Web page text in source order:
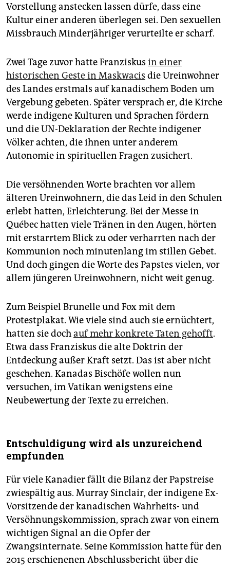
Vorstellung anstecken lassen dürfe, dass eine
Kultur einer anderen überlegen sei. Den sexuellen
Missbrauch Minderjähriger verurteilte er scharf.
Zwei Tage zuvor hatte Franziskus in einer
historischen Geste in Maskwacis die Ureinwohner
des Landes erstmals auf kanadischem Boden um
Vergebung gebeten. Später versprach er, die Kirche
werde indigene Kulturen und Sprachen fördern
und die UN-Deklaration der Rechte indigener
Völker achten, die ihnen unter anderem
Autonomie in spirituellen Fragen zusichert.
Die versöhnenden Worte brachten vor allem
älteren Ureinwohnern, die das Leid in den Schulen
erlebt hatten, Erleichterung. Bei der Messe in
Québec hatten viele Tränen in den Augen, hörten
mit erstarrtem Blick zu oder verharrten nach der
Kommunion noch minutenlang im stillen Gebet.
Und doch gingen die Worte des Papstes vielen, vor
allem jüngeren Ureinwohnern, nicht weit genug.
Zum Beispiel Brunelle und Fox mit dem
Protestplakat. Wie viele sind auch sie ernüchtert,
hatten sie dochauf mehr konkrete Taten gehofft.
Etwa dass Franziskus die alte Doktrin der
Entdeckung außer Kraft setzt. Das ist aber nicht
geschehen. Kanadas Bischöfe wollen nun
versuchen, im Vatikan wenigstens eine
Neubewertung der Texte zu erreichen.
Entschuldigung wird als unzureichend
empfunden
Für viele Kanadier fällt die Bilanz der Papstreise
zwiespältig aus. Murray Sinclair, der indigene Ex-
Vorsitzende der kanadischen Wahrheits- und
Versöhnungskommission, sprach zwar von einem
wichtigen Signal an die Opfer der
Zwangsinternate. Seine Kommission hatte für den
2015 erschienenen Abschlussbericht über die